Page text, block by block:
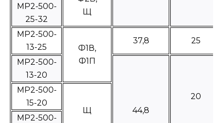
Щ
МР2-500-
25-32
МР2-500-
13-25
Ф1В,
Ф1П
37,8 25
МР2-500-
13-20
44,8
20
МР2-500-
15-20
Щ
МР2-500-